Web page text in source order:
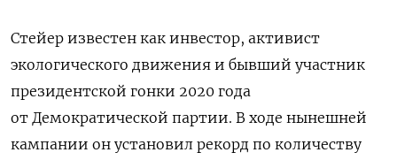
Стейер известен как инвестор, активист
экологического движения и бывший участник
президентской гонки 2020 года
от Демократической партии. В ходе нынешней
кампании он установил рекорд по количеству